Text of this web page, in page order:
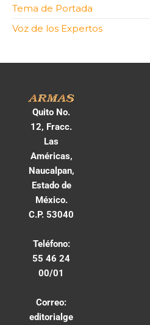
Tema de Portada
Voz de los Expertos
Quito No.
12, Fracc.
Las
Américas,
Naucalpan,
Estado de
México.
C.P. 53040
Teléfono:
55 46 24
00/01
Correo:
editorialge